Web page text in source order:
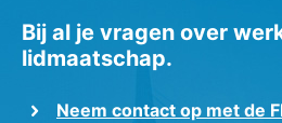
Bij al je vragen over
lidmaatschap.
Neem contact op met de